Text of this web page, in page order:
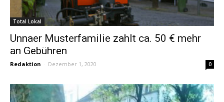
Total Lokal
Unnaer Musterfamilie zahlt ca. 50 € mehr
an Gebühren
Redaktion - Dezember 1, 2020 0